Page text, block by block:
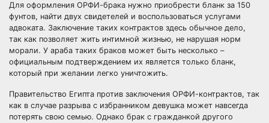
Для оформления ОРФИ-брака нужно приобрести бланк за 150
фунтов, найти двух свидетелей и воспользоваться услугами
адвоката. Заключение таких контрактов здесь обычное дело,
так как позволяет жить интимной жизнью, не нарушая норм
морали. У араба таких браков может быть несколько –
официальным подтверждением их является только бланк,
который при желании легко уничтожить.
Правительство Египта против заключения ОРФИ-контрактов, так
как в случае разрыва с избранником девушка может навсегда
потерять свою семью. Однако брак с гражданкой другого